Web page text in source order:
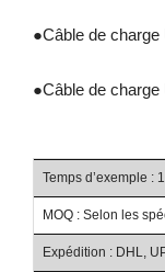
●Câble de charge
●Câble de charge
Temps d’exemple :
MOQ : Selon les
Expédition : DHL,